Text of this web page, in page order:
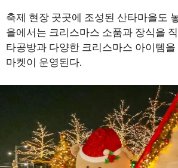
축제 현장 곳곳에 조성된 산타마을도
을에서는 크리스마스 소품과 장식을
타공방과 다양한 크리스마스 아이템
마켓이 운영된다.